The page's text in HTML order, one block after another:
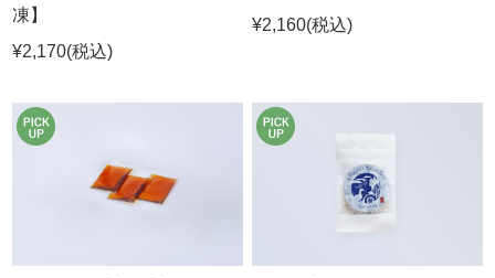
凍】
¥2,170(税込)
¥2,160(税込)